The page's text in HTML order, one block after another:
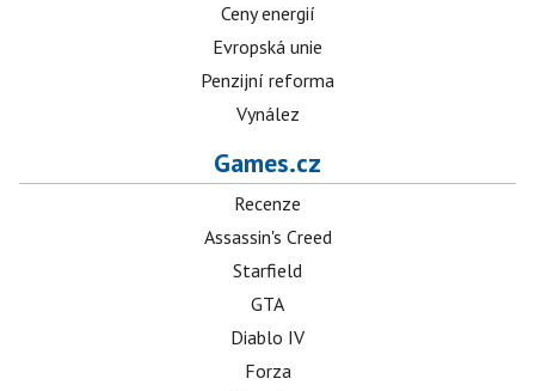
Ceny energií
Evropská unie
Penzijní reforma
Vynález
Games.cz
Recenze
Assassin's Creed
Starfield
GTA
Diablo IV
Forza